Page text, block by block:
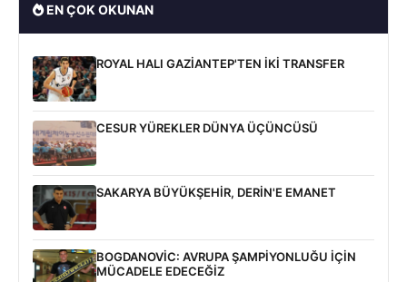
EN ÇOK OKUNAN
ROYAL HALI GAZİANTEP'TEN İKİ TRANSFER
CESUR YÜREKLER DÜNYA ÜÇÜNCÜSÜ
SAKARYA BÜYÜKŞEHİR, DERİN'E EMANET
BOGDANOVİC: AVRUPA ŞAMPİYONLUĞU İÇİN
MÜCADELE EDECEĞİZ